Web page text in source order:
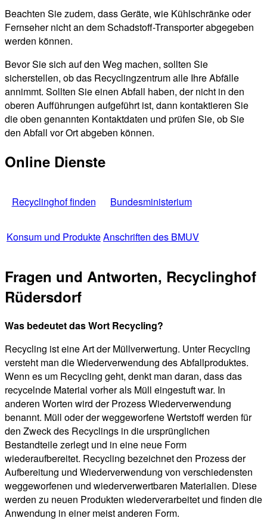
Beachten Sie zudem, dass Geräte, wie Kühlschränke oder
Fernseher nicht an dem Schadstoff-Transporter abgegeben
werden können.
Bevor Sie sich auf den Weg machen, sollten Sie
sicherstellen, ob das Recyclingzentrum alle Ihre Abfälle
annimmt. Sollten Sie einen Abfall haben, der nicht in den
oberen Aufführungen aufgeführt ist, dann kontaktieren Sie
die oben genannten Kontaktdaten und prüfen Sie, ob Sie
den Abfall vor Ort abgeben können.
Online Dienste
Recyclinghof finden Bundesministerium
Konsum und ProdukteAnschriften des BMUV
Fragen und Antworten, Recyclinghof
Rüdersdorf
Was bedeutet das Wort Recycling?
Recycling ist eine Art der Müllverwertung. Unter Recycling
versteht man die Wiederverwendung des Abfallproduktes.
Wenn es um Recycling geht, denkt man daran, dass das
recycelnde Material vorher als Müll eingestuft war. In
anderen Worten wird der Prozess Wiederverwendung
benannt. Müll oder der weggeworfene Wertstoff werden für
den Zweck des Recyclings in die ursprünglichen
Bestandteile zerlegt und in eine neue Form
wiederaufbereitet. Recycling bezeichnet den Prozess der
Aufbereitung und Wiederverwendung von verschiedensten
weggeworfenen und wiederverwertbaren Materialien. Diese
werden zu neuen Produkten wiederverarbeitet und finden die
Anwendung in einer meist anderen Form.